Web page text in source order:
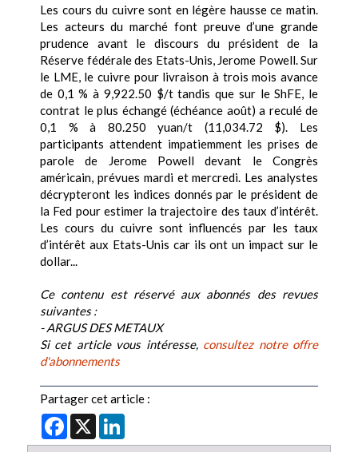
Les cours du cuivre sont en légère hausse ce matin.
Les acteurs du marché font preuve d’une grande
prudence avant le discours du président de la
Réserve fédérale des Etats-Unis, Jerome Powell. Sur
le LME, le cuivre pour livraison à trois mois avance
de 0,1 % à 9,922.50 $/t tandis que sur le ShFE, le
contrat le plus échangé (échéance août) a reculé de
0,1 % à 80.250 yuan/t (11,034.72 $). Les
participants attendent impatiemment les prises de
parole de Jerome Powell devant le Congrès
américain, prévues mardi et mercredi. Les analystes
décrypteront les indices donnés par le président de
la Fed pour estimer la trajectoire des taux d’intérêt.
Les cours du cuivre sont influencés par les taux
d’intérêt aux Etats-Unis car ils ont un impact sur le
dollar...
Ce contenu est réservé aux abonnés des revues
suivantes :
- ARGUS DES METAUX
Si cet article vous intéresse, consultez notre offre
d'abonnements
Partager cet article :
Facebook
X